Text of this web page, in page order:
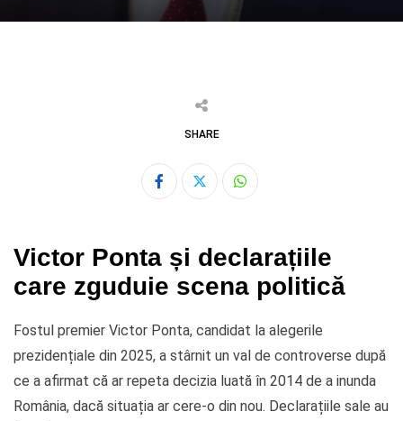
SHARE
Whatsapp
Victor Ponta și declarațiile
care zguduie scena politică
Fostul premier Victor Ponta, candidat la alegerile
prezidențiale din 2025, a stârnit un val de controverse după
ce a afirmat că ar repeta decizia luată în 2014 de a inunda
România, dacă situația ar cere-o din nou. Declarațiile sale au